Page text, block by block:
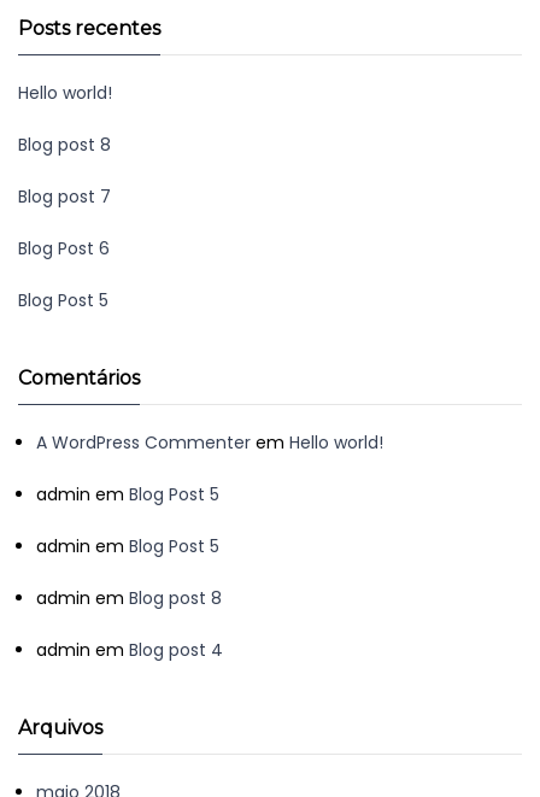
Posts recentes
Hello world!
Blog post 8
Blog post 7
Blog Post 6
Blog Post 5
Comentários
A WordPress Commenter em Hello world!
admin em Blog Post 5
admin em Blog Post 5
admin em Blog post 8
admin em Blog post 4
Arquivos